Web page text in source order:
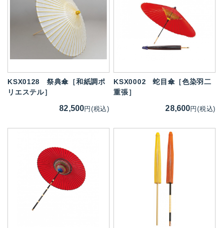
KSX0128
祭典傘［和紙調ポ
リエステル］
82,500円(税込)
KSX0002
蛇目傘［色染羽二
重張］
28,600円(税込)